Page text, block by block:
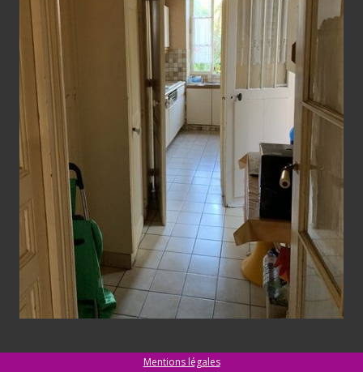
Mentions légales